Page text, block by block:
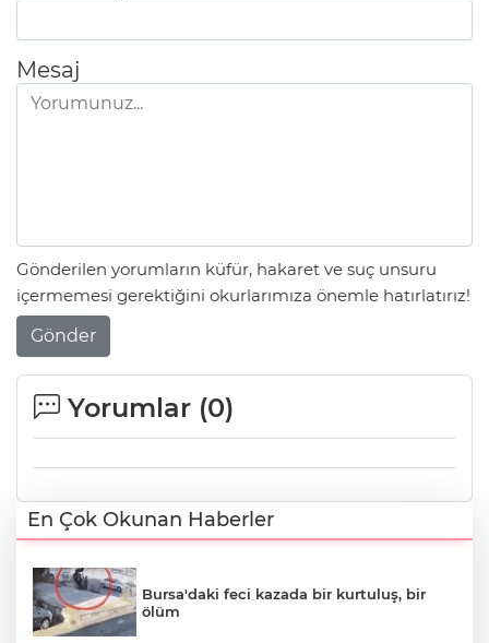
Mesaj
Gönderilen yorumların küfür, hakaret ve suç unsuru
içermemesi gerektiğini okurlarımıza önemle hatırlatırız!
Gönder
Yorumlar (0)
En Çok Okunan Haberler
Bursa'daki feci kazada bir kurtuluş, bir
ölüm